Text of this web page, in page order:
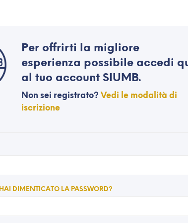
Per offrirti la migliore
esperienza possibile accedi
al tuo account SIUMB.
Non sei registrato? Vedi le modalità di
iscrizione
HAI DIMENTICATO LA PASSWORD?